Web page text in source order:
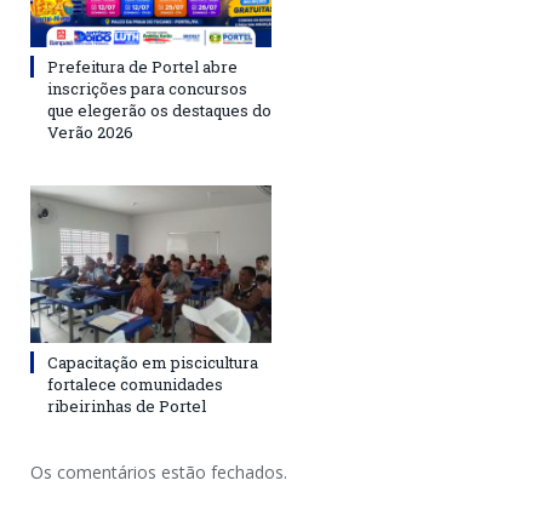
Prefeitura de Portel abre
inscrições para concursos
que elegerão os destaques do
Verão 2026
Capacitação em piscicultura
fortalece comunidades
ribeirinhas de Portel
Os comentários estão fechados.